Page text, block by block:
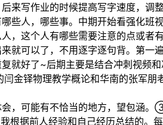
来写作业的时候提高写字速度，调
些人，哪些事。中期开始看强化班
，这个人有哪些需要注意的点或者
就可以了，不用逐字逐句背。第一遍
就好了~后期主要是结合冲刺视频和
金铎物理教学概论和华南的张军朋
，可能有不恰当的地方，望包涵
根据前人经验和自己经历总结的。